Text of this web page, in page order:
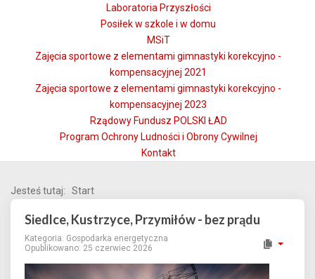
Laboratoria Przyszłości
Posiłek w szkole i w domu
MSiT
Zajęcia sportowe z elementami gimnastyki korekcyjno -
kompensacyjnej 2021
Zajęcia sportowe z elementami gimnastyki korekcyjno -
kompensacyjnej 2023
Rządowy Fundusz POLSKI ŁAD
Program Ochrony Ludności i Obrony Cywilnej
Kontakt
Jesteś tutaj: Start
Siedlce, Kustrzyce, Przymiłów - bez prądu
Kategoria: Gospodarka energetyczna
Opublikowano: 25 czerwiec 2026